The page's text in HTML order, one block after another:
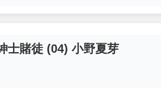
士賭徒 (04) 小野夏芽